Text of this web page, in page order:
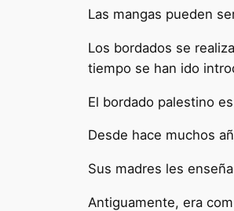
Las mangas pueden
Los bordados se
tiempo se han ido
El bordado palestino
Desde hace muchos
Sus madres les
Antiguamente, era